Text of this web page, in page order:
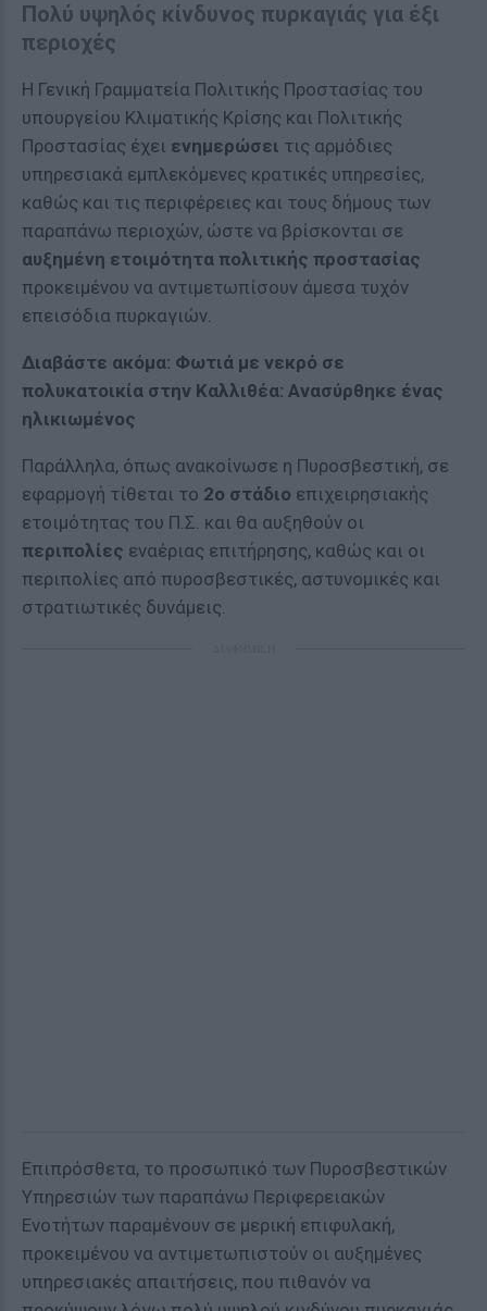
Πολύ υψηλός κίνδυνος πυρκαγιάς για έξι
περιοχές
Η Γενική Γραμματεία Πολιτικής Προστασίας του
υπουργείου Κλιματικής Κρίσης και Πολιτικής
Προστασίας έχει ενημερώσει τις αρμόδιες
υπηρεσιακά εμπλεκόμενες κρατικές υπηρεσίες,
καθώς και τις περιφέρειες και τους δήμους των
παραπάνω περιοχών, ώστε να βρίσκονται σε
αυξημένη ετοιμότητα πολιτικής προστασίας
προκειμένου να αντιμετωπίσουν άμεσα τυχόν
επεισόδια πυρκαγιών.
Διαβάστε ακόμα: Φωτιά με νεκρό σε
πολυκατοικία στην Καλλιθέα: Ανασύρθηκε ένας
ηλικιωμένος
Παράλληλα, όπως ανακοίνωσε η Πυροσβεστική, σε
εφαρμογή τίθεται το 2ο στάδιο επιχειρησιακής
ετοιμότητας του Π.Σ. και θα αυξηθούν οι
περιπολίες εναέριας επιτήρησης, καθώς και οι
περιπολίες από πυροσβεστικές, αστυνομικές και
στρατιωτικές δυνάμεις.
Επιπρόσθετα, το προσωπικό των Πυροσβεστικών
Υπηρεσιών των παραπάνω Περιφερειακών
Ενοτήτων παραμένουν σε μερική επιφυλακή,
προκειμένου να αντιμετωπιστούν οι αυξημένες
υπηρεσιακές απαιτήσεις, που πιθανόν να